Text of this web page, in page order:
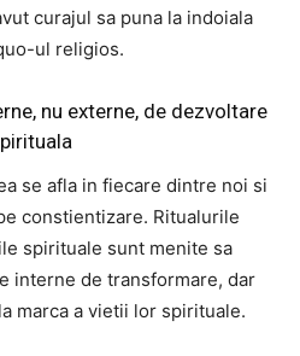
curajul sa puna la indoiala
ul religios.
nu externe, de dezvoltare
se afla in fiecare dintre noi si
constientizare. Ritualurile
spirituale sunt menite sa
interne de transformare, dar
marca a vietii lor spirituale.